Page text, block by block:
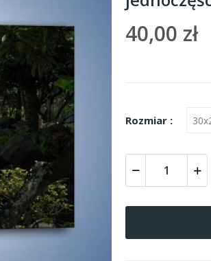
40,00 zł
Rozmiar :